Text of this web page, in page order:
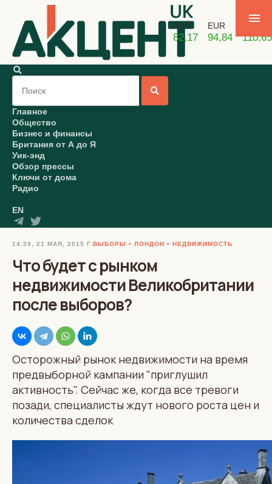
USD
82,17
EUR
94,84 110,65
Главное
Общество
Бизнес и финансы
Британия от А до Я
Уик-энд
Обзор прессы
Ключи от дома
Радио
EN
14:39, 21 МАЯ, 2015 Г. ВЫБОРЫ ЛОНДОН НЕДВИЖИМОСТЬ
Что будет с рынком
недвижимости Великобритании
после выборов?
Осторожный рынок недвижимости на время
предвыборной кампании "приглушил
активность". Сейчас же, когда все тревоги
позади, специалисты ждут нового роста цен и
количества сделок